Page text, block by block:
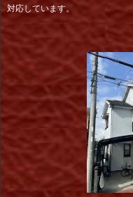
対応しています。